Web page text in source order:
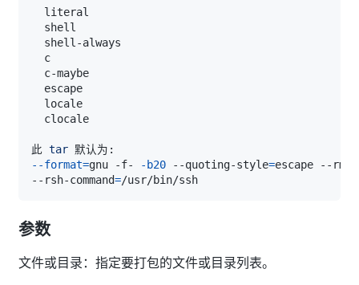
此 tar
--format=gnu -f- -b20 --quoting-style=escape --rmt-
--rsh-command=
参数
文件或目录：指定要打包的文件或目录列表。